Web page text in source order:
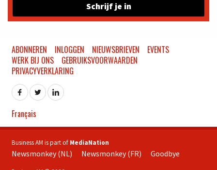
Schrijf je in
ABONNEREN INLOGGEN NIEUWSBRIEVEN
EVENTS
WERK BIJ ONS
GEBRUIKSVOORWAARDEN
PRIVACYVERKLARING
Français
Business AM is part of MediaNation
Newsmonkey (NL) Newsmonkey (FR) Goodbye